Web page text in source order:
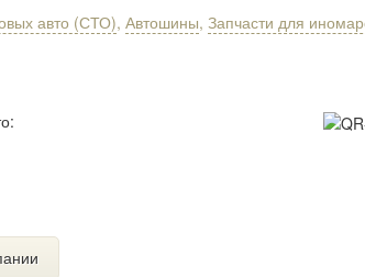
авто (СТО), Автошины, Запчасти для